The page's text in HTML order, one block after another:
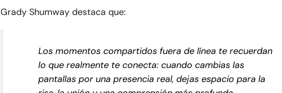
Grady Shumway destaca que:
Los momentos compartidos fuera de línea te recuerdan
lo que realmente te conecta: cuando cambias las
pantallas por una presencia real, dejas espacio para la